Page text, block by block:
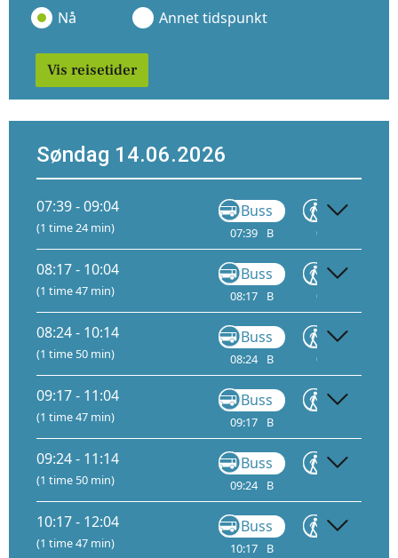
Nå Annet tidspunkt
Vis reisetider
Søndag 14.06.2026
07:39 - 09:04
(1 time 24 min)
Buss
07:39 B
Gå
08:45
08:17 - 10:04
(1 time 47 min)
Buss
08:17 B
Gå
09:35
08:24 - 10:14
(1 time 50 min)
Buss
08:24 B
Gå
09:57
09:17 - 11:04
(1 time 47 min)
Buss
09:17 B
Gå
09:24 - 11:14
(1 time 50 min)
Buss
09:24 B
Gå
10:17 - 12:04
(1 time 47 min)
Buss
10:17 B
Gå